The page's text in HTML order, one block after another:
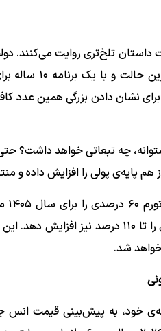
بدون پشتوانه، چه تبعاتی خواهد
هم پایه‌ی پولی را افزایش داده و
خسارات ناشی از جنگ می‌تواند تورم حقیقی سال
خود، به پیش‌بینی قیمت انس